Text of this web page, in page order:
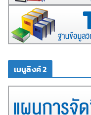
เมนูลิงค์ 2